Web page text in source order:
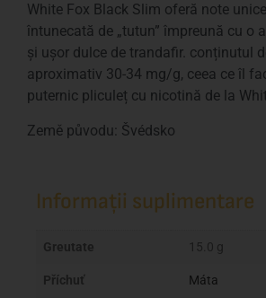
White Fox Black Slim oferă note
întunecată de „tutun” împreună cu o
și ușor dulce de trandafir. conținutul
aproximativ 30-34 mg/g, ceea ce îl
puternic pliculeț cu nicotină de la
Země původu: Švédsko
Informații suplimentare
Greutate 15.0 g
Příchuť Máta